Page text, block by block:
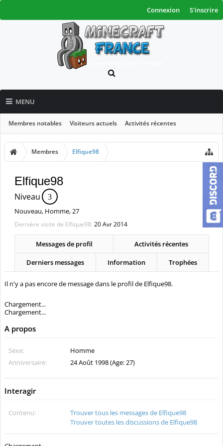
Connexion S'inscrire
Membres notables Visiteurs actuels Activités récentes
Nouveaux messages de profil
Membres
Elfique98
Niveau 3